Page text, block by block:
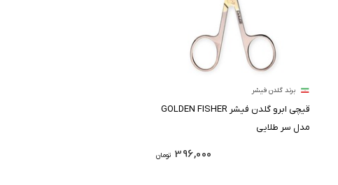
برند گلدن فیشر
قیچی ابرو گلدن فیشر GOLDEN FISHER
مدل سر طلایی
تومان 396,000